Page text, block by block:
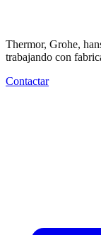
Thermor, Grohe,
trabajando con
Contactar